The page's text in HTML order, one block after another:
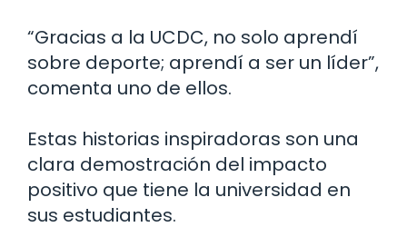
“Gracias a la UCDC, no solo aprendí
sobre deporte; aprendí a ser un líder”,
comenta uno de ellos.
Estas historias inspiradoras son una
clara demostración del impacto
positivo que tiene la universidad en
sus estudiantes.